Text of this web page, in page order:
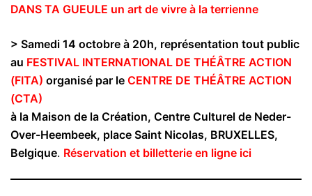
DANS TA GUEULE un art de vivre à la terrienne
> Samedi 14 octobre à 20h, représentation tout public
au FESTIVAL INTERNATIONAL DE THÉÂTRE ACTION
(FITA) organisé par le CENTRE DE THÉÂTRE ACTION
(CTA)
à la Maison de la Création, Centre Culturel de Neder-
Over-Heembeek, place Saint Nicolas, BRUXELLES,
Belgique. Réservation et billetterie en ligne ici